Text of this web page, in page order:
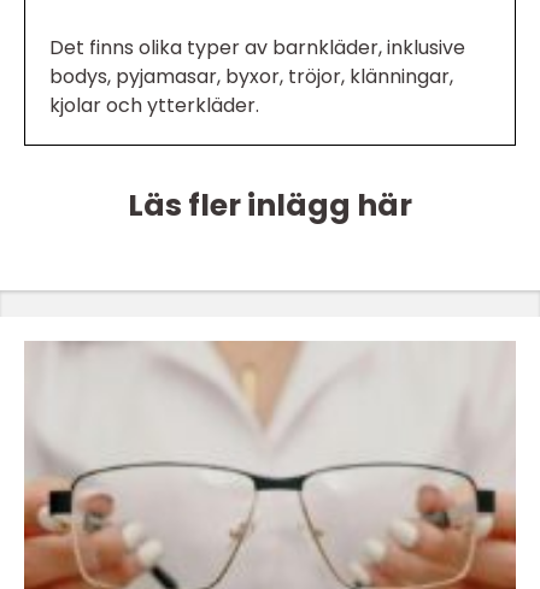
Det finns olika typer av barnkläder, inklusive
bodys, pyjamasar, byxor, tröjor, klänningar,
kjolar och ytterkläder.
Läs fler inlägg här